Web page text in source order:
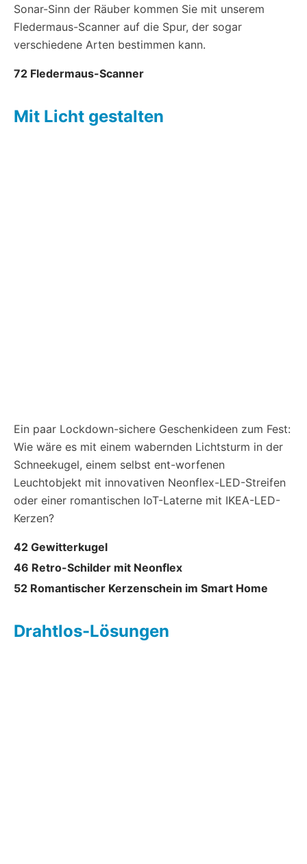
Sonar-Sinn der Räuber kommen Sie mit unserem
Fledermaus-Scanner auf die Spur, der sogar
verschiedene Arten bestimmen kann.
72 Fledermaus-Scanner
Mit Licht gestalten
Ein paar Lockdown-sichere Geschenkideen zum Fest:
Wie wäre es mit einem wabernden Lichtsturm in der
Schneekugel, einem selbst ent-worfenen
Leuchtobjekt mit innovativen Neonflex-LED-Streifen
oder einer romantischen IoT-Laterne mit IKEA-LED-
Kerzen?
42 Gewitterkugel
46 Retro-Schilder mit Neonflex
52 Romantischer Kerzenschein im Smart Home
Drahtlos-Lösungen